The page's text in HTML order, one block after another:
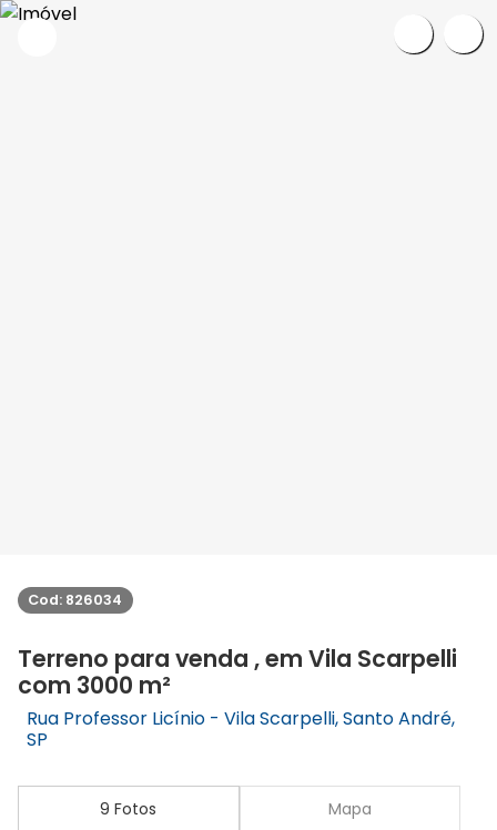
Cod: 826034
Terreno para venda , em Vila Scarpelli
com 3000 m²
Rua Professor Licínio - Vila Scarpelli, Santo André,
SP
9 Fotos Mapa